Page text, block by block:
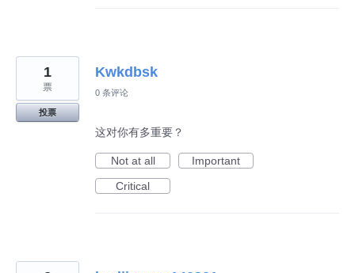
Kwkdbsk
1
票
投票
0 条评论
这对你有多重要？
Not at all
Important
Critical